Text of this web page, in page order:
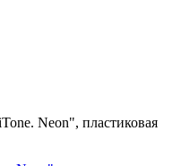
Neon", пластиковая